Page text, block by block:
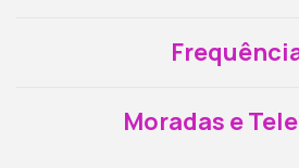
Moradas e